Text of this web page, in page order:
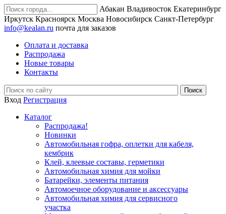
Абакан Владивосток Екатеринбург
Иркутск Красноярск Москва Новосибирск Санкт-Петербург
info@kealan.ru почта для заказов
Оплата и доставка
Распродажа
Новые товары
Контакты
Вход Регистрация
Каталог
Распродажа!
Новинки
Автомобильная гофра, оплетки для кабеля,
кембрик
Клей, клеевые составы, герметики
Автомобильная химия для мойки
Батарейки, элементы питания
Автомоечное оборудование и аксессуары
Автомобильная химия для сервисного
участка